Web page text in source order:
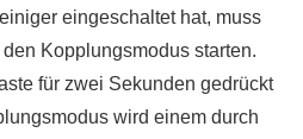
eingeschaltet hat, muss
Kopplungsmodus starten.
für zwei Sekunden gedrückt
wird einem durch